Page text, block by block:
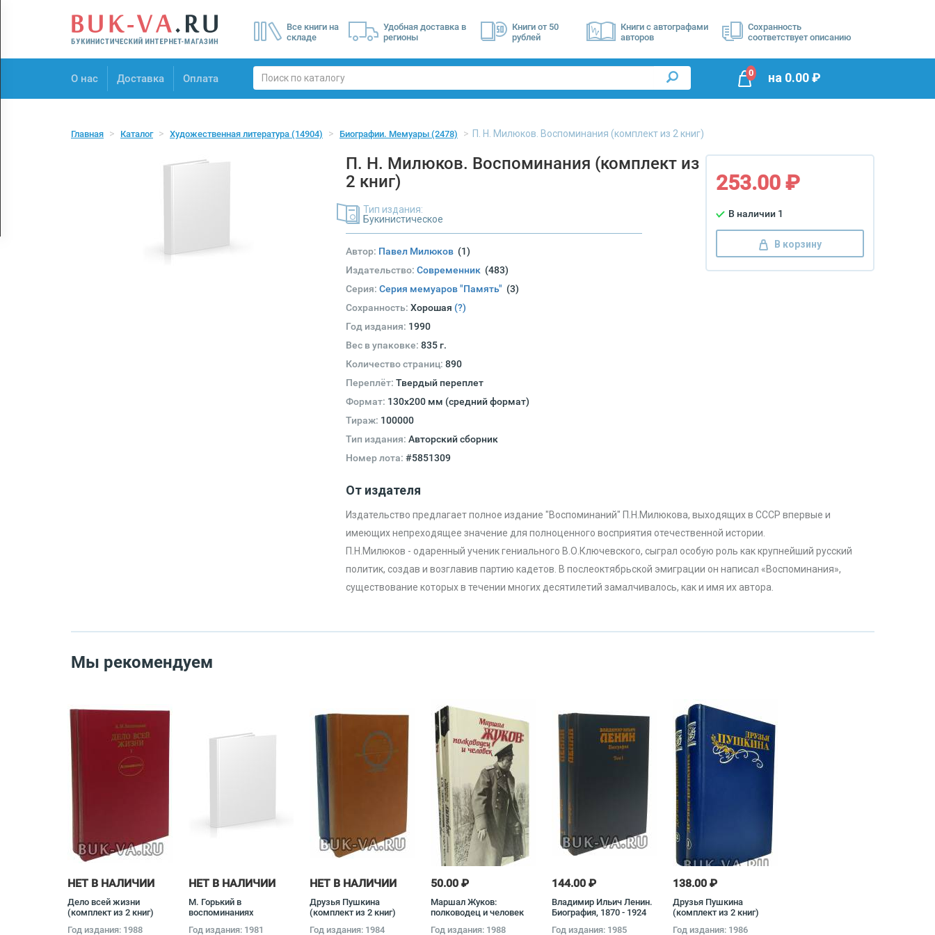
Все книги на
складе
Удобная доставка в
регионы
Книги от 50
рублей
Книги с автографами
авторов
Сохранность
соответствует описанию
О нас Доставка Оплата
О нас
0 на 0.00₽
Главная Каталог Художественная литература (14904) Биографии. Мемуары (2478) П. Н. Милюков. Воспоминания (комплект из 2 книг)
253.00 ₽
В наличии 1
В корзину
П. Н. Милюков. Воспоминания (комплект из
2 книг)
Тип издания:
Букинистическое
Автор: Павел Милюков (1)
Издательство: Современник (483)
Серия: Серия мемуаров "Память" (3)
Сохранность: Хорошая (?)
Год издания: 1990
Вес в упаковке: 835 г.
Количество страниц: 890
Переплёт: Твердый переплет
Формат: 130х200 мм (средний формат)
Тираж: 100000
Тип издания: Авторский сборник
Номер лота: #5851309
От издателя
Издательство предлагает полное издание "Воспоминаний" П.Н.Милюкова, выходящих в СССР впервые и
имеющих непреходящее значение для полноценного восприятия отечественной истории.
П.Н.Милюков - одаренный ученик гениального В.О.Ключевского, сыграл особую роль как крупнейший русский
политик, создав и возглавив партию кадетов. В послеоктябрьской эмиграции он написал «Воспоминания»,
существование которых в течении многих десятилетий замалчивалось, как и имя их автора.
Мы рекомендуем
НЕТ В НАЛИЧИИ
Дело всей жизни
(комплект из 2 книг)
Год издания: 1988
НЕТ В НАЛИЧИИ
М. Горький в
воспоминаниях
Год издания: 1981
НЕТ В НАЛИЧИИ
Друзья Пушкина
(комплект из 2 книг)
Год издания: 1984
50.00 ₽
Маршал Жуков:
полководец и человек
Год издания: 1988
144.00 ₽
Владимир Ильич Ленин.
Биография, 1870 - 1924
Год издания: 1985
138.00 ₽
Друзья Пушкина
(комплект из 2 книг)
Год издания: 1986